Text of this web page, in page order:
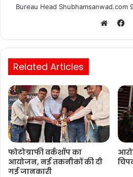
Bureau Head Shubhamsanwad.com
Related Articles
फोटोग्राफी वर्कशॉप का
आयोजन, नई तकनीकों की दी
गई जानकारी